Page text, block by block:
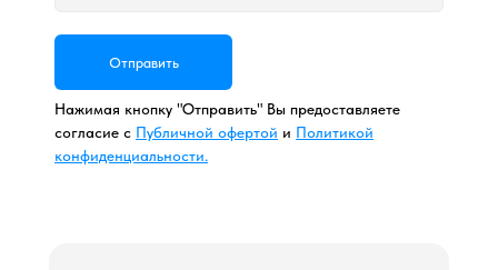
Отправить
Нажимая кнопку "Отправить" Вы предоставляете
согласие с Публичной офертой и Политикой
конфиденциальности.